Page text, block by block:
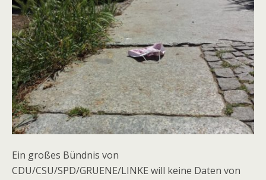
Ein großes Bündnis von
CDU/CSU/SPD/GRUENE/LINKE will keine Daten von